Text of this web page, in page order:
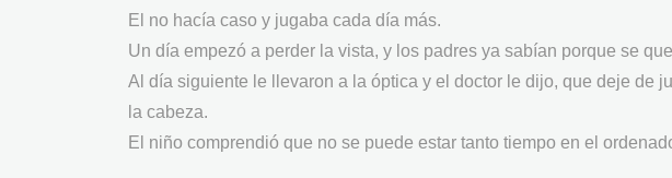
El no hacía caso y jugaba cada día más.
Un día empezó a perder la vista, y los padres ya sabían porque se
Al día siguiente le llevaron a la óptica y el doctor le dijo, que deje de
la cabeza.
El niño comprendió que no se puede estar tanto tiempo en el